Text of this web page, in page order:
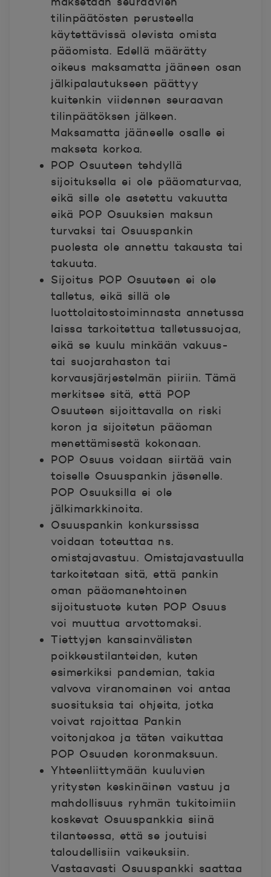
tilinpäätösten perusteella
käytettävissä olevista omista
pääomista. Edellä määrätty
oikeus maksamatta jääneen osan
jälkipalautukseen päättyy
kuitenkin viidennen seuraavan
tilinpäätöksen jälkeen.
Maksamatta jääneelle osalle ei
makseta korkoa.
POP Osuuteen tehdyllä
sijoituksella ei ole pääomaturvaa,
eikä sille ole asetettu vakuutta
eikä POP Osuuksien maksun
turvaksi tai Osuuspankin
puolesta ole annettu takausta tai
takuuta.
Sijoitus POP Osuuteen ei ole
talletus, eikä sillä ole
luottolaitostoiminnasta annetussa
laissa tarkoitettua talletussuojaa,
eikä se kuulu minkään vakuus-
tai suojarahaston tai
korvausjärjestelmän piiriin. Tämä
merkitsee sitä, että POP
Osuuteen sijoittavalla on riski
koron ja sijoitetun pääoman
menettämisestä kokonaan.
POP Osuus voidaan siirtää vain
toiselle Osuuspankin jäsenelle.
POP Osuuksilla ei ole
jälkimarkkinoita.
Osuuspankin konkurssissa
voidaan toteuttaa ns.
omistajavastuu. Omistajavastuulla
tarkoitetaan sitä, että pankin
oman pääomanehtoinen
sijoitustuote kuten POP Osuus
voi muuttua arvottomaksi.
Tiettyjen kansainvälisten
poikkeustilanteiden, kuten
esimerkiksi pandemian, takia
valvova viranomainen voi antaa
suosituksia tai ohjeita, jotka
voivat rajoittaa Pankin
voitonjakoa ja täten vaikuttaa
POP Osuuden koronmaksuun.
Yhteenliittymään kuuluvien
yritysten keskinäinen vastuu ja
mahdollisuus ryhmän tukitoimiin
koskevat Osuuspankkia siinä
tilanteessa, että se joutuisi
taloudellisiin vaikeuksiin.
Vastaavasti Osuuspankki saattaa